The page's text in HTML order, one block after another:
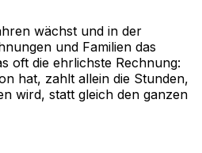
wächst und in der
und Familien das
oft die ehrlichste Rechnung:
hat, zahlt allein die Stunden,
wird, statt gleich den ganzen